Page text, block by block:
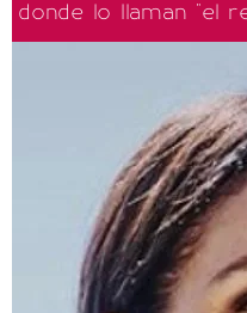
donde lo llaman "el